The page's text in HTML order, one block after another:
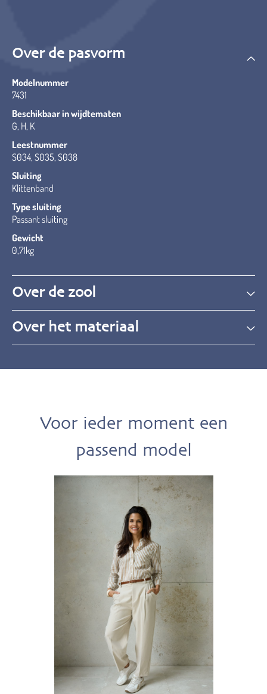
Over de pasvorm
Modelnummer
7431
Beschikbaar in wijdtematen
G, H, K
Leestnummer
S034, S035, S038
Sluiting
Klittenband
Type sluiting
Passant sluiting
Gewicht
0,71kg
Over de zool
Over het materiaal
Voor ieder moment een
passend model